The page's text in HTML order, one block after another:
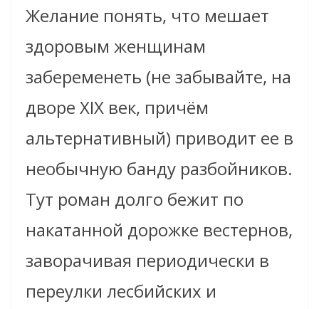
Желание понять, что мешает
здоровым женщинам
забеременеть (не забывайте, на
дворе XIX век, причём
альтернативный) приводит ее в
необычную банду разбойников.
Тут роман долго бежит по
накатанной дорожке вестернов,
заворачивая периодически в
переулки лесбийских и